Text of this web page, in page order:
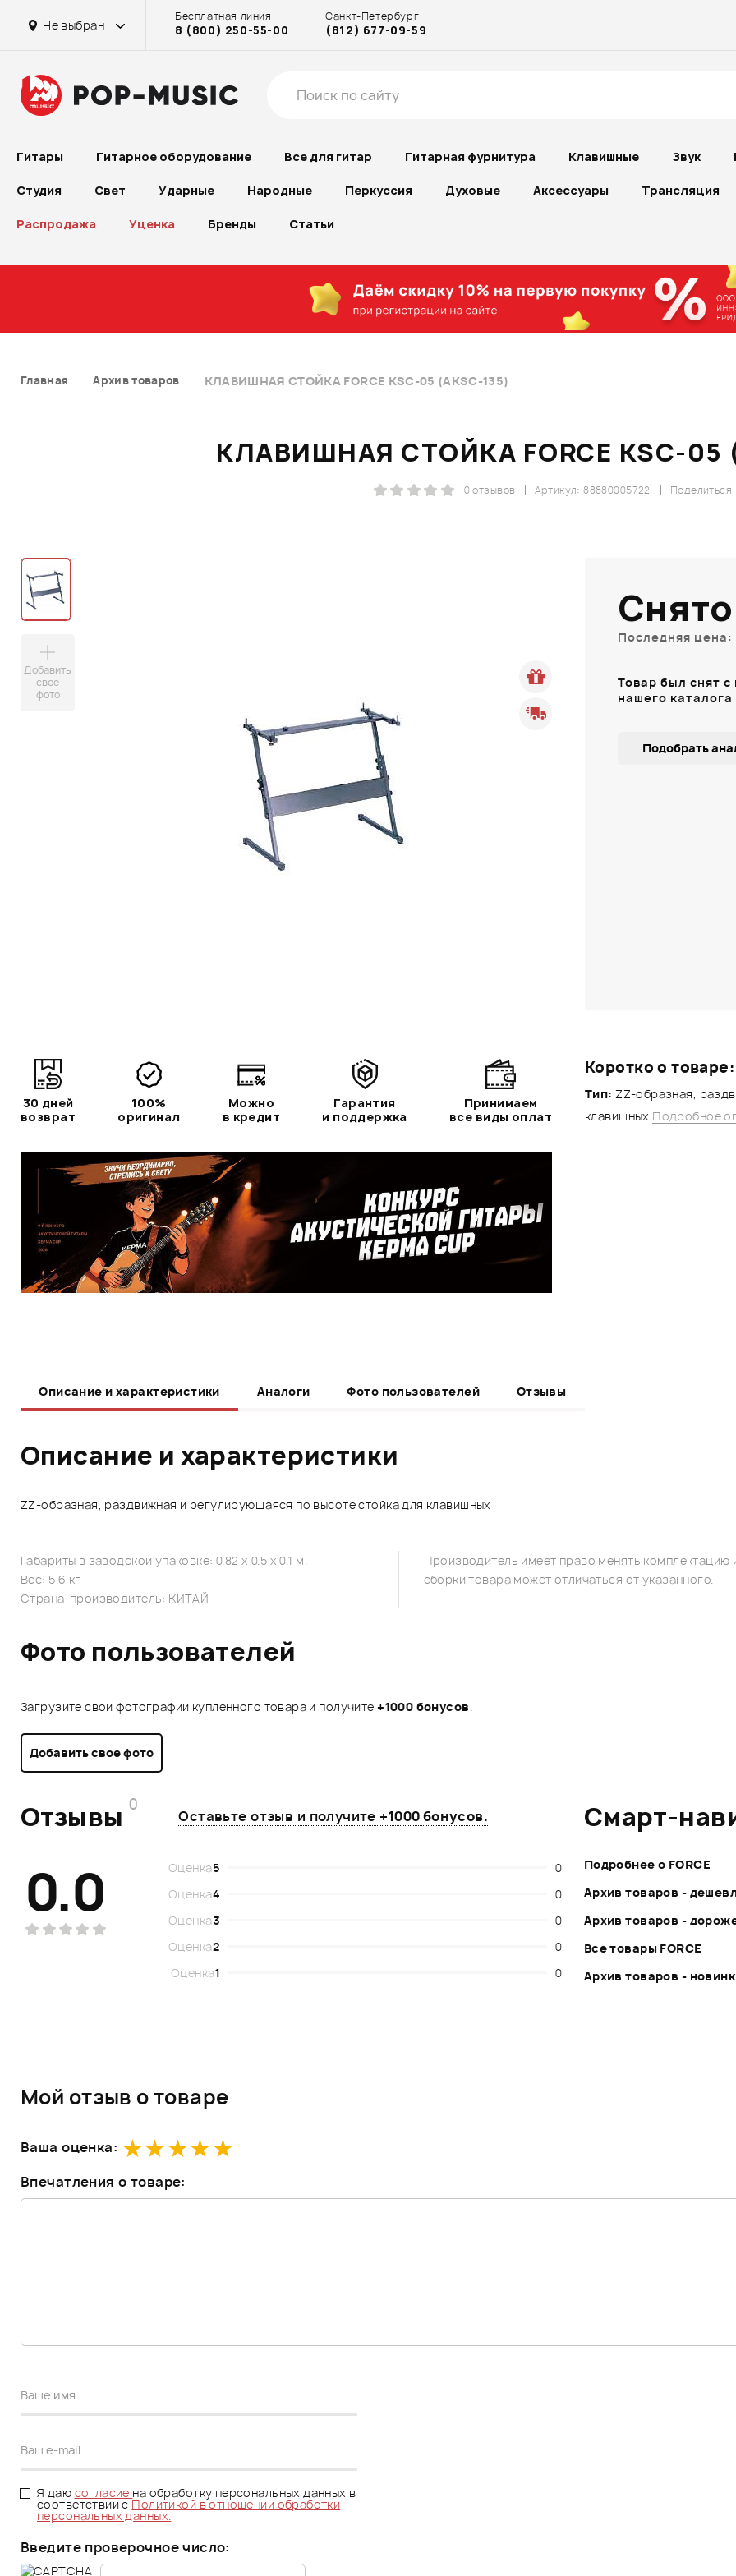
Не выбран
Бесплатная линия
8 (800) 250-55-00
Санкт-Петербург
(812) 677-09-59
Гитары Гитарное оборудование Все для гитар Гитарная фурнитура Клавишные Звук
Студия Свет Ударные Народные Перкуссия Духовые Аксессуары Трансляция
Распродажа Уценка Бренды Статьи
Главная Архив товаров КЛАВИШНАЯ СТОЙКА FORCE KSC-05 (AKSC-135)
КЛАВИШНАЯ СТОЙКА FORCE KSC-05
Поделиться
Артикул: 88880005722
0 отзывов
Добавить
свое
фото
Коротко о товаре:
Тип: ZZ-образная,
клавишных Подробное
Последняя цена:
Товар был снят
нашего каталога
Подобрать
30 дней
возврат
100%
оригинал
Можно
в кредит
Гарантия
и поддержка
Принимаем
все виды оплат
Описание и характеристики Аналоги Фото пользователей Отзывы
Описание и характеристики
ZZ-образная, раздвижная и регулирующаяся по высоте стойка для клавишных
Габариты в заводской упаковке: 0.82 x 0.5 x 0.1 м.
Вес: 5.6 кг
Страна-производитель: КИТАЙ
Производитель имеет право менять
сборки товара может отличаться от указанного.
Фото пользователей
Загрузите свои фотографии купленного товара и получите+1000 бонусов.
Добавить свое фото
Отзывы 0
Оставьте отзыв и получите +1000 бонусов.
0.0 Оценка5
0
Оценка4
0
Оценка3
0
Оценка2
0
Оценка1 0
Смарт-
Подробнее о FORCE
Архив товаров -
Архив товаров -
Все товары FORCE
Архив товаров -
Мой отзыв о товаре
Ваша оценка:
Впечатления о товаре:
Я даю согласие на обработку персональных данных в
соответствии сПолитикой в отношении обработки
персональных данных.
Введите проверочное число: